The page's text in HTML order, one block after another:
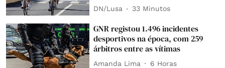
DN/Lusa 33 Minutos
GNR registou 1.496 incidentes
desportivos na época, com 259
árbitros entre as vítimas
Amanda Lima 6 Horas